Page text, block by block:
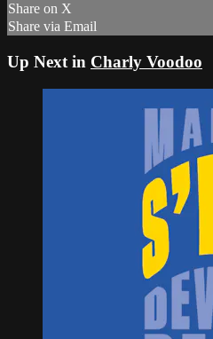
Share on X
Share via Email
Up Next in Charly Voodoo